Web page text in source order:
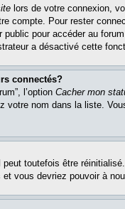
lors de votre connexion,
compte. Pour rester
pour accéder au
a désactivé cette
connectés?
l’option Cacher mon
votre nom dans la liste.
toutefois être
vous devriez pouvoir à